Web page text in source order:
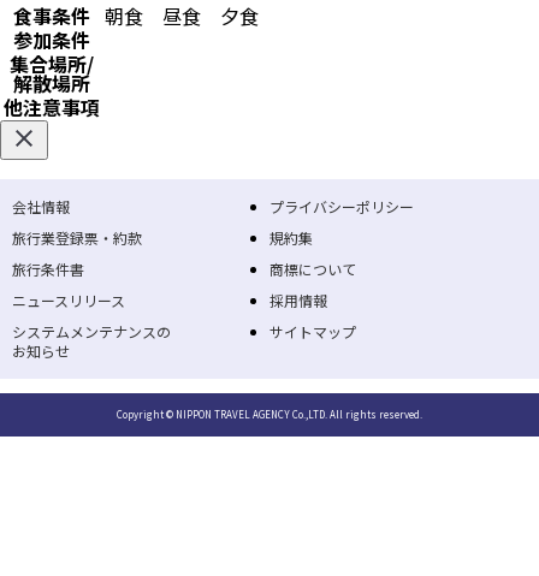
食事条件 朝食 昼食 夕食
参加条件
集合場所/
解散場所
他注意事項
会社情報
プライバシーポリシー
旅行業登録票・約款
規約集
旅行条件書
商標について
ニュースリリース
採用情報
システムメンテナンスの
お知らせ
サイトマップ
Copyright © NIPPON TRAVEL AGENCY Co.,LTD. All rights reserved.